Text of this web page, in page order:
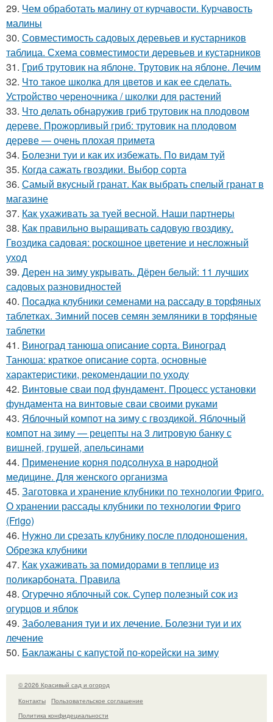
29. Чем обработать малину от курчавости. Курчавость
малины
30. Совместимость садовых деревьев и кустарников
таблица. Схема совместимости деревьев и кустарников
31. Гриб трутовик на яблоне. Трутовик на яблоне. Лечим
32. Что такое школка для цветов и как ее сделать.
Устройство череночника / школки для растений
33. Что делать обнаружив гриб трутовик на плодовом
дереве. Прожорливый гриб: трутовик на плодовом
дереве — очень плохая примета
34. Болезни туи и как их избежать. По видам туй
35. Когда сажать гвоздики. Выбор сорта
36. Самый вкусный гранат. Как выбрать спелый гранат в
магазине
37. Как ухаживать за туей весной. Наши партнеры
38. Как правильно выращивать садовую гвоздику.
Гвоздика садовая: роскошное цветение и несложный
уход
39. Дерен на зиму укрывать. Дёрен белый: 11 лучших
садовых разновидностей
40. Посадка клубники семенами на рассаду в торфяных
таблетках. Зимний посев семян земляники в торфяные
таблетки
41. Виноград танюша описание сорта. Виноград
Танюша: краткое описание сорта, основные
характеристики, рекомендации по уходу
42. Винтовые сваи под фундамент. Процесс установки
фундамента на винтовые сваи своими руками
43. Яблочный компот на зиму с гвоздикой. Яблочный
компот на зиму — рецепты на 3 литровую банку с
вишней, грушей, апельсинами
44. Применение корня подсолнуха в народной
медицине. Для женского организма
45. Заготовка и хранение клубники по технологии Фриго.
О хранении рассады клубники по технологии Фриго
(Frigo)
46. Нужно ли срезать клубнику после плодоношения.
Обрезка клубники
47. Как ухаживать за помидорами в теплице из
поликарбоната. Правила
48. Огуречно яблочный сок. Супер полезный сок из
огурцов и яблок
49. Заболевания туи и их лечение. Болезни туи и их
лечение
50. Баклажаны с капустой по-корейски на зиму
© 2026 Красивый сад и огород
Контакты
Пользовательское соглашение
Политика конфидециальности